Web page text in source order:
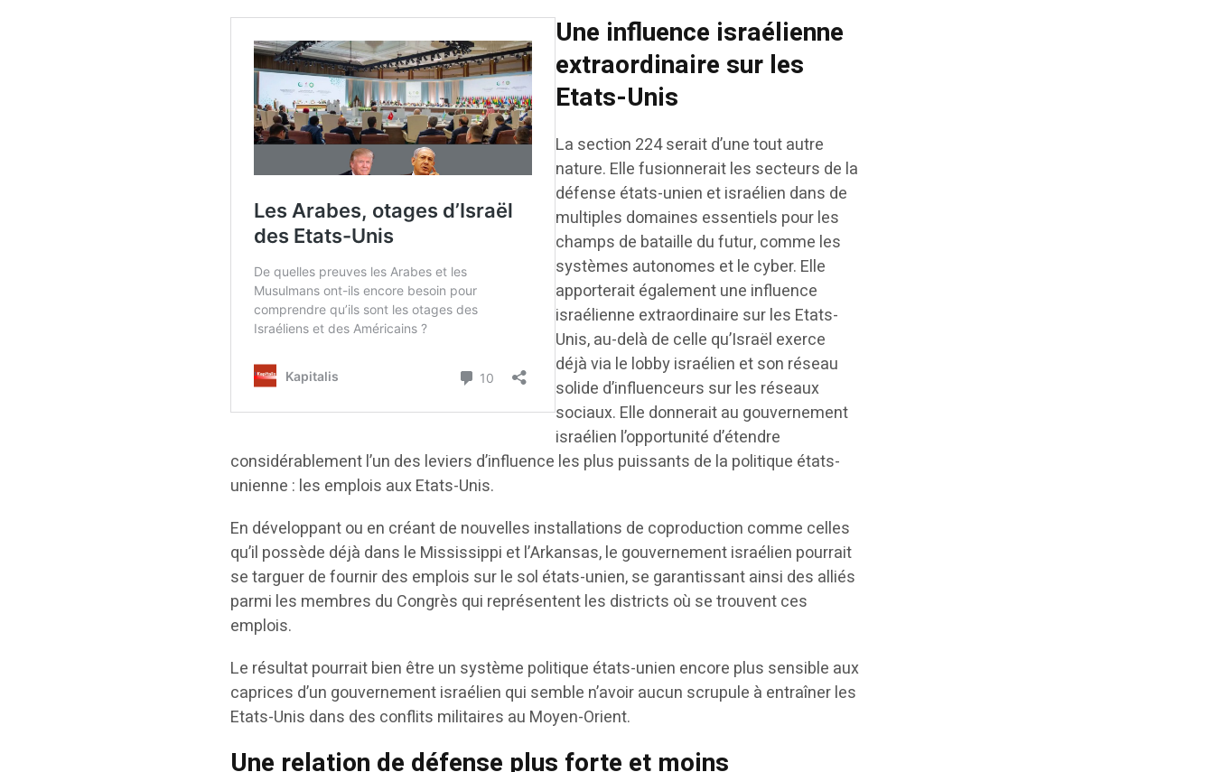
Une influence israélienne
extraordinaire sur les
Etats-Unis
La section 224 serait d’une tout autre
nature. Elle fusionnerait les secteurs de la
défense états-unien et israélien dans de
multiples domaines essentiels pour les
champs de bataille du futur, comme les
systèmes autonomes et le cyber. Elle
apporterait également une influence
israélienne extraordinaire sur les Etats-
Unis, au-delà de celle qu’Israël exerce
déjà via le lobby israélien et son réseau
solide d’influenceurs sur les réseaux
sociaux. Elle donnerait au gouvernement
israélien l’opportunité d’étendre
considérablement l’un des leviers d’influence les plus puissants de la politique états-
unienne : les emplois aux Etats-Unis.
En développant ou en créant de nouvelles installations de coproduction comme celles
qu’il possède déjà dans le Mississippi et l’Arkansas, le gouvernement israélien pourrait
se targuer de fournir des emplois sur le sol états-unien, se garantissant ainsi des alliés
parmi les membres du Congrès qui représentent les districts où se trouvent ces
emplois.
Le résultat pourrait bien être un système politique états-unien encore plus sensible aux
caprices d’un gouvernement israélien qui semble n’avoir aucun scrupule à entraîner les
Etats-Unis dans des conflits militaires au Moyen-Orient.
Une relation de défense plus forte et moins